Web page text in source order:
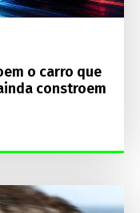
o carro que
constroem